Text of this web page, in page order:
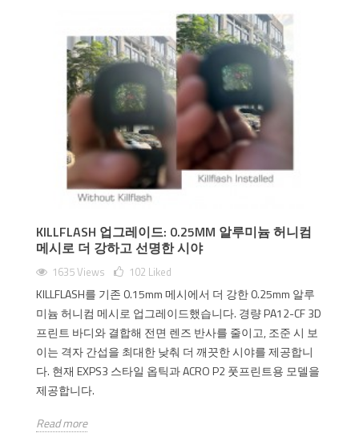
KILLFLASH 업그레이드: 0.25MM 알루미늄 허니컴
메시로 더 강하고 선명한 시야
1635 Views 102 Liked
KILLFLASH를 기존 0.15mm 메시에서 더 강한 0.25mm 알루
미늄 허니컴 메시로 업그레이드했습니다. 경량 PA12-CF 3D
프린트 바디와 결합해 전면 렌즈 반사를 줄이고, 조준 시 보
이는 격자 간섭을 최대한 낮춰 더 깨끗한 시야를 제공합니
다. 현재 EXPS3 스타일 옵틱과 ACRO P2 풋프린트용 모델을
제공합니다.
Read more